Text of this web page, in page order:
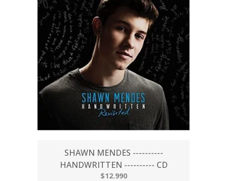
SHAWN MENDES ----------
HANDWRITTEN ---------- CD
$12.990